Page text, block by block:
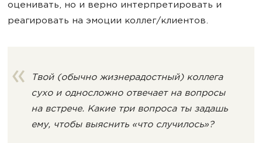
оценивать, но и верно интерпретировать и
реагировать на эмоции коллег/клиентов.
Твой (обычно жизнерадостный) коллега
сухо и односложно отвечает на вопросы
на встрече. Какие три вопроса ты задашь
ему, чтобы выяснить «что случилось»?